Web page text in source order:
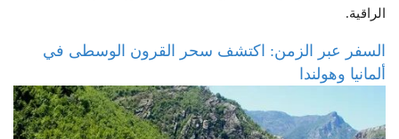
الراقية.
السفر عبر الزمن: اكتشف سحر القرون الوسطى في
ألمانيا وهولندا